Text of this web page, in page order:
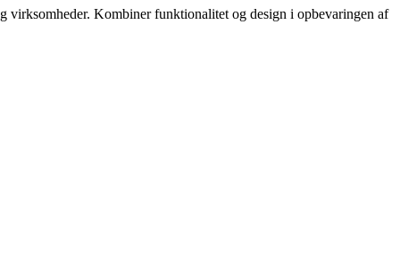
virksomheder. Kombiner funktionalitet og design i opbevaringen af